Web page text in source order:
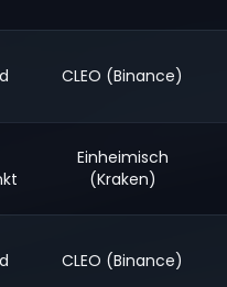
CLEO (Binance)
Einheimisch
(Kraken)
CLEO (Binance)